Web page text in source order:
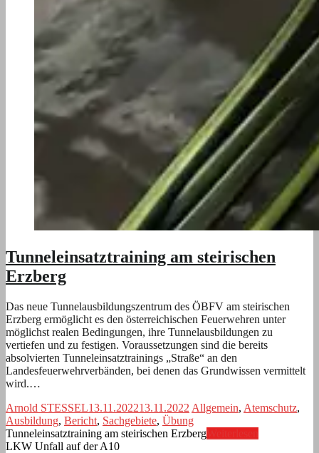
Tunneleinsatztraining am steirischen
Erzberg
Das neue Tunnelausbildungszentrum des ÖBFV am steirischen
Erzberg ermöglicht es den österreichischen Feuerwehren unter
möglichst realen Bedingungen, ihre Tunnelausbildungen zu
vertiefen und zu festigen. Voraussetzungen sind die bereits
absolvierten Tunneleinsatztrainings „Straße“ an den
Landesfeuerwehrverbänden, bei denen das Grundwissen vermittelt
wird.…
Arnold STESSEL13.11.202213.11.2022 Allgemein, Atemschutz,
Ausbildung, Bericht, Sachgebiete, Übung
Tunneleinsatztraining am steirischen Erzberg
LKW Unfall auf der A10